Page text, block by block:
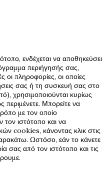
ενδέχεται να αποθηκεύσει
περιήγησής σας,
πληροφορίες, οι οποίες
σας ή τη συσκευή σας στο
χρησιμοποιούνται κυρίως
περιμένετε. Μπορείτε να
με τον οποίο
ιστότοπο και να
cookies, κάνοντας κλικ στις
Ωστόσο, εάν το κάνετε
σας από τον ιστότοπο και τις